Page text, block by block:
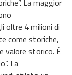
La maggior
oltre 4 milioni di
come storiche,
valore storico. È
La